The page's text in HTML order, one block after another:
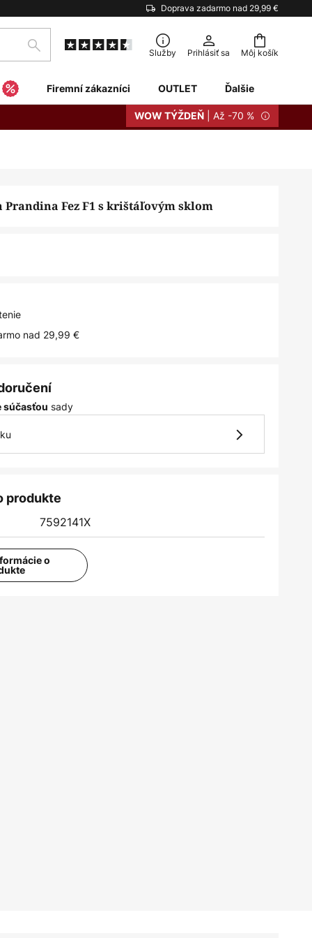
Doprava zadarmo nad 29,99 €
Môj košík
Hľadať Služby Prihlásiť sa
Firemní zákazníci OUTLET Ďalšie
WOW TÝŽDEŇ | Až -70 %
Prandina Fez F1 s krištáľovým sklom
nad 29,99 €
súčasťou sady
produkte
7592141X
o